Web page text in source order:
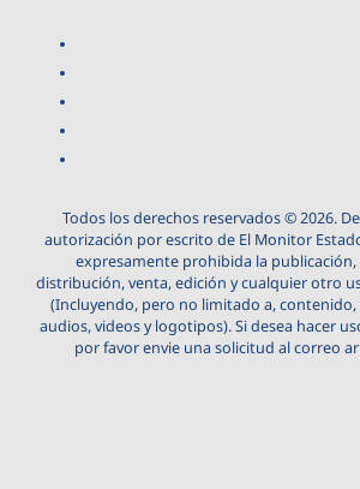
Todos los derechos reservados © 2026.
autorización por escrito de El Monitor
expresamente prohibida la
distribución, venta, edición y cualquier otro
(Incluyendo, pero no limitado a,
audios, videos y logotipos). Si desea hacer
por favor envie una solicitud al correo